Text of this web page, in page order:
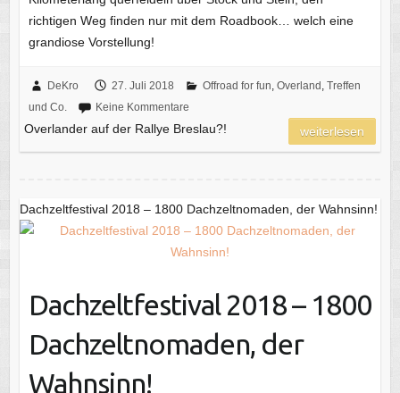
richtigen Weg finden nur mit dem Roadbook… welch eine
grandiose Vorstellung!
DeKro 27. Juli 2018 Offroad for fun Overland Treffen
und Co.
Keine Kommentare
Overlander auf der Rallye Breslau?! weiterlesen
Dachzeltfestival 2018 – 1800 Dachzeltnomaden, der Wahnsinn!
Dachzeltfestival 2018 – 1800
Dachzeltnomaden, der
Wahnsinn!